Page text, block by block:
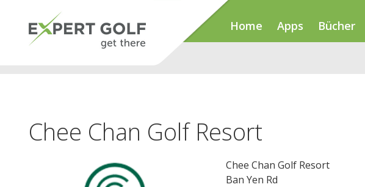
Home Apps Bücher
Chee Chan Golf Resort
Chee Chan Golf Resort
Ban Yen Rd